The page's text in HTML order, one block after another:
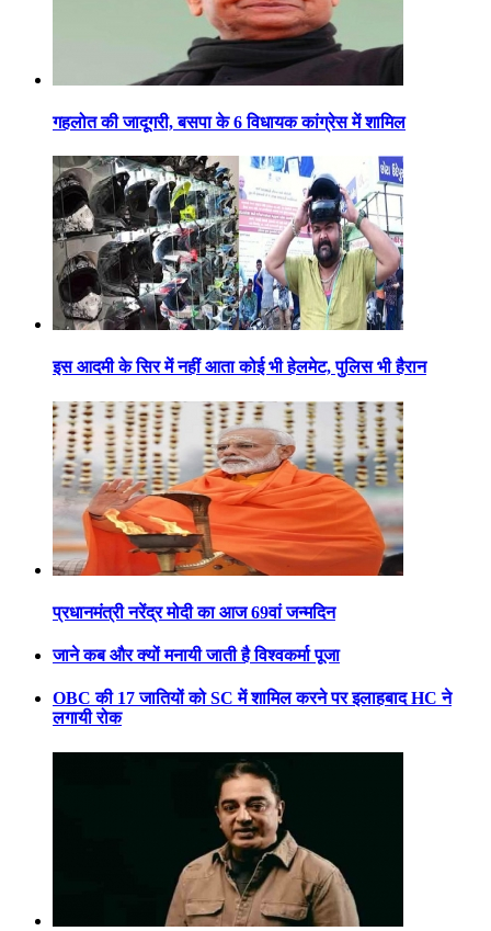
गहलोत की जादूगरी, बसपा के 6 विधायक कांग्रेस में शामिल
इस आदमी के सिर में नहीं आता कोई भी हेलमेट, पुलिस भी हैरान
प्रधानमंत्री नरेंद्र मोदी का आज 69वां जन्मदिन
जाने कब और क्यों मनायी जाती है विश्वकर्मा पूजा
OBC की 17 जातियों को SC में शामिल करने पर इलाहबाद HC ने
लगायी रोक